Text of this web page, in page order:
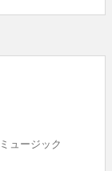
ミュージック